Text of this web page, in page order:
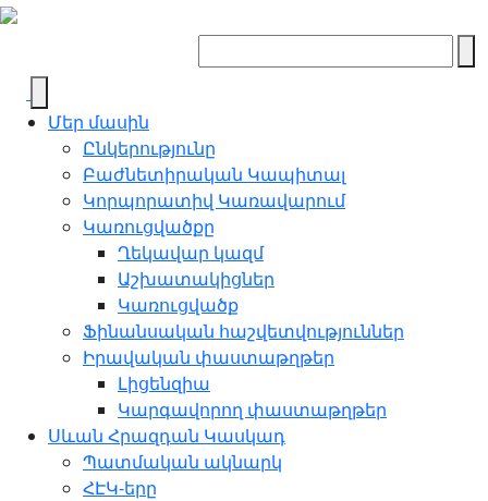
Մեր մասին
Ընկերությունը
Բաժնետիրական Կապիտալ
Կորպորատիվ Կառավարում
Կառուցվածքը
Ղեկավար կազմ
Աշխատակիցներ
Կառուցվածք
Ֆինանսական հաշվետվություններ
Իրավական փաստաթղթեր
Լիցենզիա
Կարգավորող փաստաթղթեր
Սևան Հրազդան Կասկադ
Պատմական ակնարկ
ՀԷԿ-երը